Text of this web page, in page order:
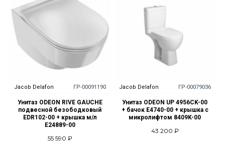
Jacob Delafon ГР-00091190
Унитаз ODEON RIVE GAUCHE
подвесной безободковый
EDR102-00 + крышка м/л
E24889-00
55 590 ₽
Jacob Delafon ГР-00079036
Унитаз ODEON UP 4956CK-00
+ бачок E4740-00 + крышка с
микролифтом 8409K-00
43 200 ₽